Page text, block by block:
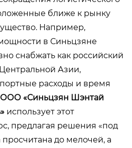
ближе к рынку
Например,
в Синьцзяне
снабжать как российский
Азии,
расходы и время
ООО «Синьцзян Шэнтай
использует этот
предлагая решения «под
просчитана до мелочей, а